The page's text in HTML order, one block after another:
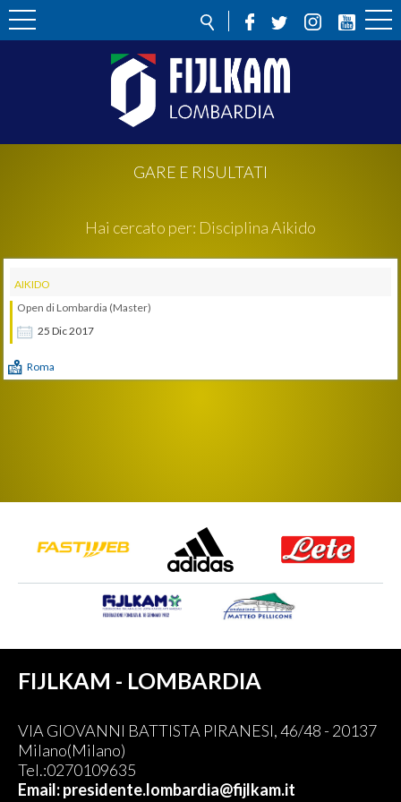
GARE E RISULTATI
Hai cercato per: DisciplinaAikido
AIKIDO
25 Dic2017
Open di Lombardia (Master)
Roma
FIJLKAM - LOMBARDIA
VIA GIOVANNI BATTISTA PIRANESI, 46/48 - 20137
Milano(Milano)
Tel.:0270109635
Email: presidente.lombardia@fijlkam.it